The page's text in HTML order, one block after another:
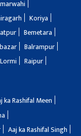
Koriya
Bemetara
Balrampur
Lormi
Raipur
ka Rashifal Meen
Aaj ka Rashifal Singh